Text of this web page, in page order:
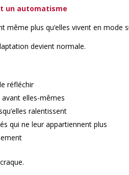
un automatisme
même plus qu’elles vivent en mode
devient normale.
réfléchir
elles-mêmes
ralentissent
qui ne leur appartiennent plus